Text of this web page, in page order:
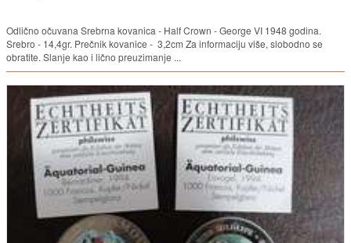
Odlično očuvana Srebrna kovanica - Half Crown - George VI 1948 godina.
Srebro - 14,4gr. Prečnik kovanice - 3,2cm Za informaciju više, slobodno se
obratite. Slanje kao i lično preuzimanje ...